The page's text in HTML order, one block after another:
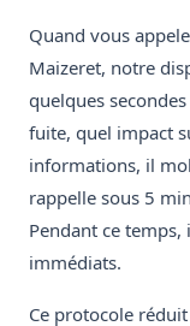
Quand vous
Maizeret, notre
quelques
fuite, quel impact
informations, il
rappelle sous 5
Pendant ce
immédiats.
Ce protocole